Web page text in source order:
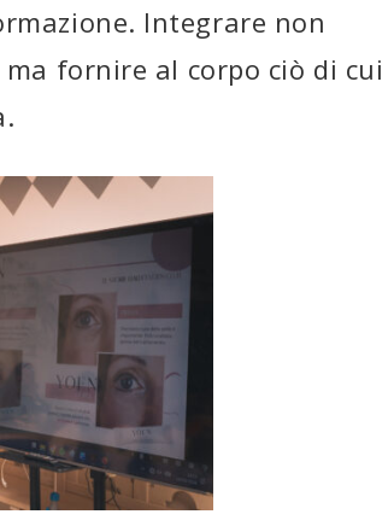
Integrare non
fornire al corpo ciò di cui